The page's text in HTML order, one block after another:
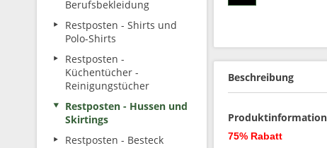
Berufsbekleidung
Restposten - Shirts und
Polo-Shirts
Restposten -
Küchentücher -
Reinigungstücher
Restposten - Hussen und
Skirtings
Restposten - Besteck
Beschreibung
75% Rabatt